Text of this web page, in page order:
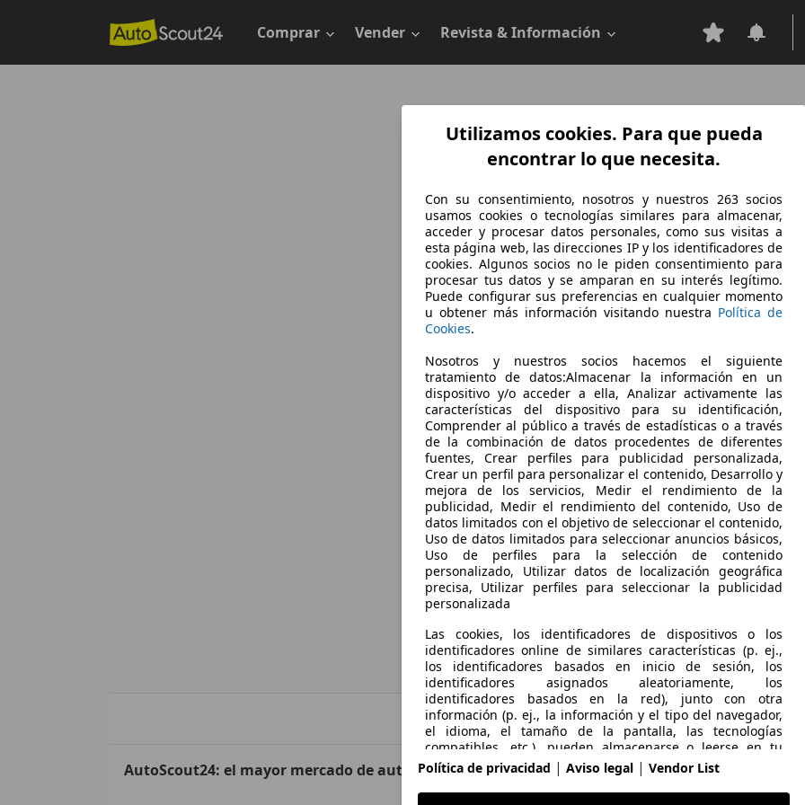
Comprar Vender Revista & Información
Sorry, something went wrong.
Go to application home
AutoScout24: el mayor mercado de automoción de Europa
Utilizamos cookies. Para que pueda
encontrar lo que necesita.
Con su consentimiento, nosotros y nuestros 263 socios
usamos cookies o tecnologías similares para almacenar,
acceder y procesar datos personales, como sus visitas a
esta página web, las direcciones IP y los identificadores de
cookies. Algunos socios no le piden consentimiento para
procesar tus datos y se amparan en su interés legítimo.
Puede configurar sus preferencias en cualquier momento
u obtener más información visitando nuestra Política de
Cookies.
Nosotros y nuestros socios hacemos el siguiente
tratamiento de datos:Almacenar la información en un
dispositivo y/o acceder a ella, Analizar activamente las
características del dispositivo para su identificación,
Comprender al público a través de estadísticas o a través
de la combinación de datos procedentes de diferentes
fuentes, Crear perfiles para publicidad personalizada,
Crear un perfil para personalizar el contenido, Desarrollo y
mejora de los servicios, Medir el rendimiento de la
publicidad, Medir el rendimiento del contenido, Uso de
datos limitados con el objetivo de seleccionar el contenido,
Uso de datos limitados para seleccionar anuncios básicos,
Uso de perfiles para la selección de contenido
personalizado, Utilizar datos de localización geográfica
precisa, Utilizar perfiles para seleccionar la publicidad
personalizada
Las cookies, los identificadores de dispositivos o los
identificadores online de similares características (p. ej.,
los identificadores basados en inicio de sesión, los
identificadores asignados aleatoriamente, los
identificadores basados en la red), junto con otra
información (p. ej., la información y el tipo del navegador,
el idioma, el tamaño de la pantalla, las tecnologías
compatibles, etc.), pueden almacenarse o leerse en tu
dispositivo a fin de reconocerlo siempre que se conecte a
una aplicación o a una página web para una o varias de
los finalidades que se recogen en el presente texto.
Política de privacidad | Aviso legal | Vendor List